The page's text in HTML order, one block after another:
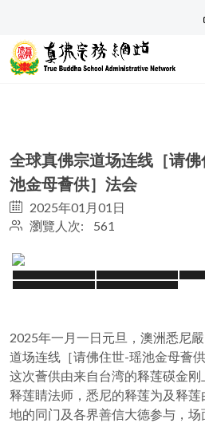
全球真佛宗道场连线［请
池金母薈供］法会
2025年01月01日
瀏覽人次: 561
2025年一月一日元旦，澳洲悉尼
道场连线［请佛住世-瑶池金母薈供
这次薈供由来自台湾的释莲碤金
释莲睛法师，悉尼的释莲为及释
地的同门及各界善信大德参与，场